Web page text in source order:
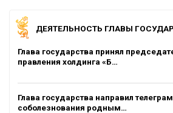
ДЕЯТЕЛЬНОСТЬ ГЛАВЫ
Глава государства принял
правления холдинга «Б…
Глава государства направил
соболезнования родным…